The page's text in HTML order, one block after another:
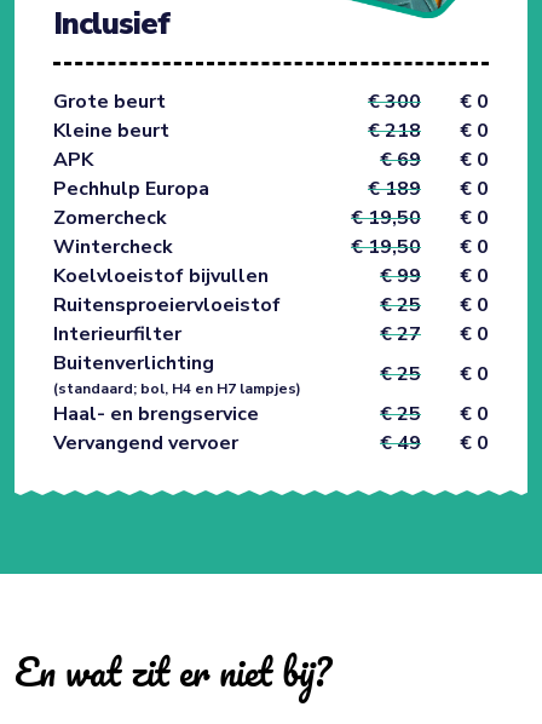
Inclusief
Grote beurt € 300
€ 0
Kleine beurt
€ 218
€ 0
APK
€ 69
€ 0
Pechhulp Europa
€ 189
€ 0
Zomercheck
€ 19,50
€ 0
Wintercheck
€ 19,50
€ 0
Koelvloeistof bijvullen
€ 99
€ 0
Ruitensproeiervloeistof
€ 25
€ 0
Interieurfilter
€ 27
€ 0
Buitenverlichting
(standaard; bol, H4 en H7 lampjes)
€ 25
€ 0
Haal- en brengservice
€ 25
€ 0
Vervangend vervoer
€ 49 € 0
En wat zit er niet bij?